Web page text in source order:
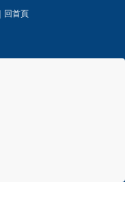
回首頁